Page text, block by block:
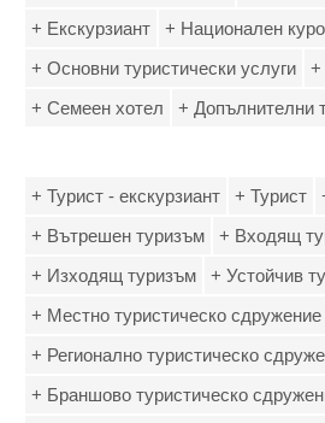
+ Екскурзиант
+ Национален
+ Основни туристически услуги
+
+ Семеен хотел
+ Допълнителни
+ Турист - екскурзиант + Турист
+ Вътрешен туризъм
+ Входящ
+ Изходящ туризъм
+ Устойчив
+ Местно туристическо сдружение
+ Регионално туристическо
+ Браншово туристическо